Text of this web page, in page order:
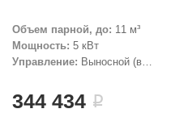
Объем парной, до: 11 м³
Мощность: 5 кВт
Управление: Выносной (в
344 434 i